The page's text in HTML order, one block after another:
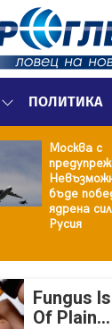
ПОЛИТИКА
Москва с
бъде
ядрена
Русия
Fungus
Of Plain...